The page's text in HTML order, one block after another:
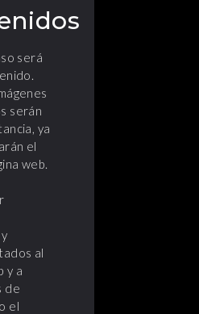
será
serán
ya
el
web.
al
y a
de
el